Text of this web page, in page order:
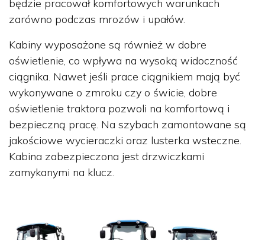
będzie pracował komfortowych warunkach
zarówno podczas mrozów i upałów.
Kabiny wyposażone są również w dobre
oświetlenie, co wpływa na wysoką widoczność
ciągnika. Nawet jeśli prace ciągnikiem mają być
wykonywane o zmroku czy o świcie, dobre
oświetlenie traktora pozwoli na komfortową i
bezpieczną pracę. Na szybach zamontowane są
jakościowe wycieraczki oraz lusterka wsteczne.
Kabina zabezpieczona jest drzwiczkami
zamykanymi na klucz.